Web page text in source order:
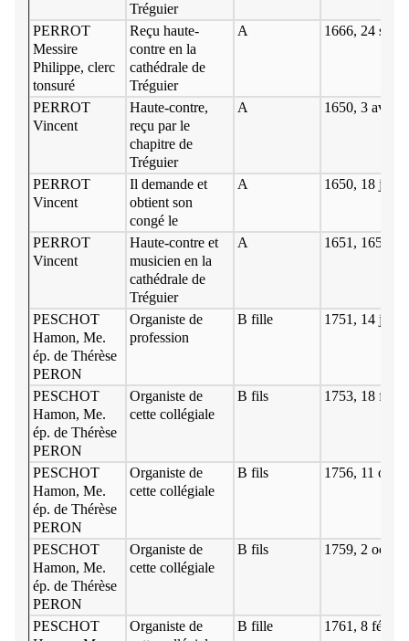
Tréguier
PERROT
Messire
Philippe, clerc
tonsuré
Reçu haute-
contre en la
cathédrale de
Tréguier
A 1666, 24 sept.
PERROT
Vincent
Haute-contre,
reçu par le
chapitre de
Tréguier
A 1650, 3 avril
PERROT
Vincent
Il demande et
obtient son
congé le
A 1650, 18
PERROT
Vincent
Haute-contre et
musicien en la
cathédrale de
Tréguier
A 1651, 1656,
PESCHOT
Hamon, Me.
ép. de Thérèse
PERON
Organiste de
profession
B fille 1751, 14
PESCHOT
Hamon, Me.
ép. de Thérèse
PERON
Organiste de
cette collégiale
B fils 1753, 18
PESCHOT
Hamon, Me.
ép. de Thérèse
PERON
Organiste de
cette collégiale
B fils 1756, 11
PESCHOT
Hamon, Me.
ép. de Thérèse
PERON
Organiste de
cette collégiale
B fils 1759, 2
PESCHOT
Organiste de
B fille 1761, 8 février